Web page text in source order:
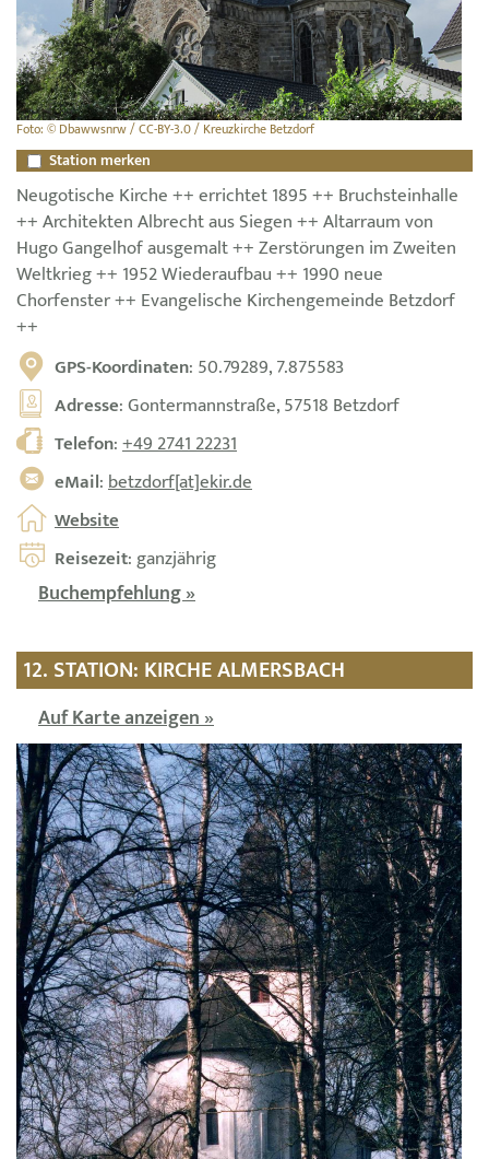
Foto: © Dbawwsnrw / CC-BY-3.0 / Kreuzkirche Betzdorf
Station merken
Neugotische Kirche ++ errichtet 1895 ++ Bruchsteinhalle
++ Architekten Albrecht aus Siegen ++ Altarraum von
Hugo Gangelhof ausgemalt ++ Zerstörungen im Zweiten
Weltkrieg ++ 1952 Wiederaufbau ++ 1990 neue
Chorfenster ++ Evangelische Kirchengemeinde Betzdorf
++
GPS-Koordinaten: 50.79289, 7.875583
Adresse: Gontermannstraße, 57518 Betzdorf
Telefon:+49 2741 22231
eMail:betzdorf[at]ekir.de
Website
Reisezeit: ganzjährig
Buchempfehlung »
12. STATION: KIRCHE ALMERSBACH
Auf Karte anzeigen »